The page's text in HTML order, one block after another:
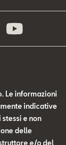
Le informazioni
indicative
e non
delle
e/o del